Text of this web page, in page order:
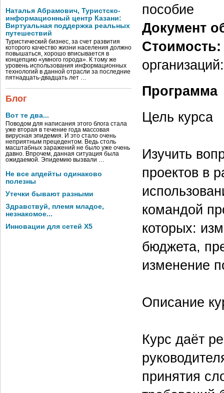
Наталья Абрамович, Туристско-
информационный центр Казани:
Виртуальная поддержка реальных
путешествий
Туристический бизнес, за счет развития
которого качество жизни населения должно
повышаться, хорошо вписывается в
концепцию «умного города». К тому же
уровень использования информационных
технологий в данной отрасли за последние
пятнадцать-двадцать лет …
Блог
Вот те два...
Поводом для написания этого блога стала
уже вторая в течение года массовая
вирусная эпидемия. И это стало очень
неприятным прецедентом. Ведь столь
масштабных заражений не было уже очень
давно. Впрочем, данная ситуация была
ожидаемой. Эпидемию вызвали …
Не все апдейты одинаково
полезны
Утечки бывают разными
Здравствуй, племя младое,
незнакомое...
Инновации для сетей X5
пособие
Документ
Стоимость:
Программа
Цель курса
Изучить
проектов в
командой
которых:
бюджета,
изменение
Описание
Курс даёт
принятия